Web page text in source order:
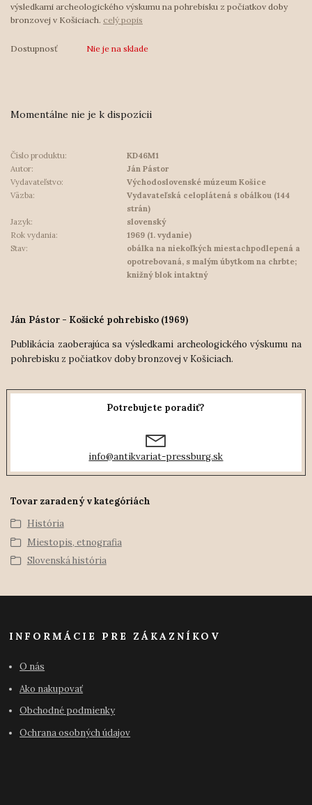
výsledkami archeologického výskumu na pohrebisku z počiatkov doby
bronzovej v Košiciach. celý popis
Dostupnosť Nie je na sklade
Momentálne nie je k dispozícii
Číslo produktu:
KD46M1
Autor:
Ján Pástor
Vydavateľstvo:
Východoslovenské múzeum Košice
Väzba:
Vydavateľská celoplátená s obálkou (144
strán)
Jazyk:
slovenský
Rok vydania:
1969 (1. vydanie)
Stav:
obálka na niekoľkých miestachpodlepená a
opotrebovaná, s malým úbytkom na chrbte;
knižný blok intaktný
Ján Pástor - Košické pohrebisko (1969)
Publikácia zaoberajúca sa výsledkami archeologického výskumu na
pohrebisku z počiatkov doby bronzovej v Košiciach.
Potrebujete poradiť?
info@antikvariat-pressburg.sk
Tovar zaradený v kategóriách
História
Miestopis, etnografia
Slovenská história
INFORMÁCIE PRE ZÁKAZNÍKOV
O nás
Ako nakupovať
Obchodné podmienky
Ochrana osobných údajov